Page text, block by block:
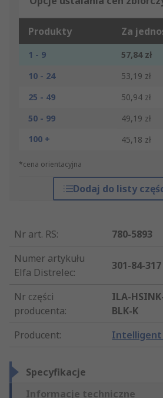
Produkty Za
1 - 9
57,84 zł
10 - 24
53,19 zł
25 - 49
50,94 zł
50 - 99
49,19 zł
100 +
45,18 zł
*cena orientacyjna
Dodaj do listy
Nr art. RS:
780-5893
Numer artykułu
Elfa Distrelec:
301-84-317
Nr części
producenta:
ILA-
BLK-K
Producent: Intelligent
Specyfikacje
Informacje techniczne